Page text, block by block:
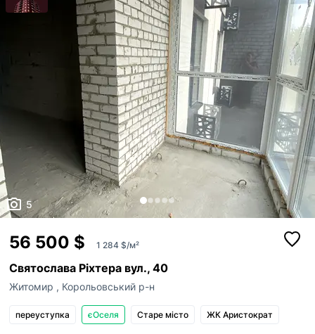
5
56 500 $ 1 284 $/м²
Святослава Ріхтера вул., 40
Житомир , Корольовський р-н
переуступка єОселя Старе місто ЖК Аристократ